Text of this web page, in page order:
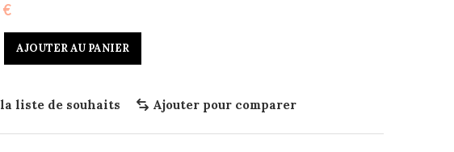
€
AJOUTER AU PANIER
liste de souhaits Ajouter pour comparer